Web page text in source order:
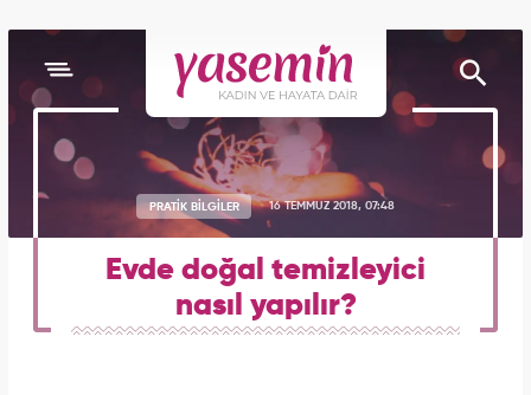
PRATİK BİLGİLER 16 TEMMUZ 2018, 07:48
Evde doğal temizleyici
nasıl yapılır?